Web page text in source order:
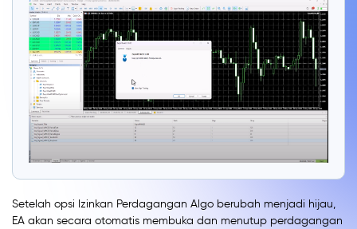
Setelah opsi Izinkan Perdagangan Algo berubah menjadi hijau,
EA akan secara otomatis membuka dan menutup perdagangan